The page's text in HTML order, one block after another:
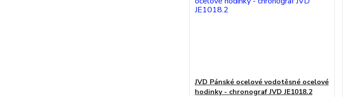
JVD Pánské ocelové vodotěsné ocelové
hodinky - chronograf JVD JE1018.2